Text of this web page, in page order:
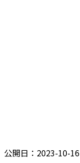
公開日： 2023-10-16